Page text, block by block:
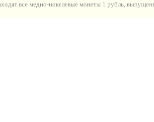
все медно-никелевые монеты 1 рубль,